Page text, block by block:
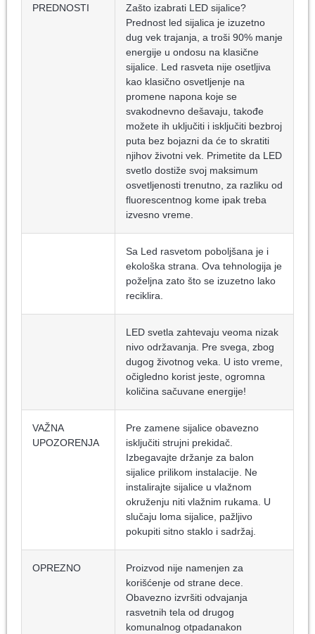
PREDNOSTI
Zašto izabrati LED sijalice?
Prednost led sijalica je izuzetno
dug vek trajanja, a troši 90% manje
energije u ondosu na klasične
sijalice. Led rasveta nije osetljiva
kao klasično osvetljenje na
promene napona koje se
svakodnevno dešavaju, takođe
možete ih uključiti i isključiti bezbroj
puta bez bojazni da će to skratiti
njihov životni vek. Primetite da LED
svetlo dostiže svoj maksimum
osvetljenosti trenutno, za razliku od
fluorescentnog kome ipak treba
izvesno vreme.
Sa Led rasvetom poboljšana je i
ekološka strana. Ova tehnologija je
poželjna zato što se izuzetno lako
reciklira.
LED svetla zahtevaju veoma nizak
nivo održavanja. Pre svega, zbog
dugog životnog veka. U isto vreme,
očigledno korist jeste, ogromna
količina sačuvane energije!
VAŽNA
UPOZORENJA
Pre zamene sijalice obavezno
isključiti strujni prekidač.
Izbegavajte držanje za balon
sijalice prilikom instalacije. Ne
instalirajte sijalice u vlažnom
okruženju niti vlažnim rukama. U
slučaju loma sijalice, pažljivo
pokupiti sitno staklo i sadržaj.
OPREZNO
Proizvod nije namenjen za
korišćenje od strane dece.
Obavezno izvršiti odvajanja
rasvetnih tela od drugog
komunalnog otpadanakon